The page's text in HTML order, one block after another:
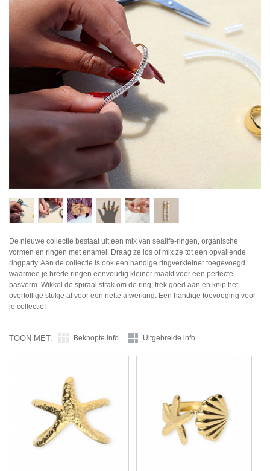
De nieuwe collectie bestaat uit een mix van sealife-ringen, organische
vormen en ringen met enamel. Draag ze los of mix ze tot een opvallende
ringparty. Aan de collectie is ook een handige ringverkleiner toegevoegd
waarmee je brede ringen eenvoudig kleiner maakt voor een perfecte
pasvorm. Wikkel de spiraal strak om de ring, trek goed aan en knip het
overtollige stukje af voor een nette afwerking. Een handige toevoeging voor
je collectie!
TOON MET: Beknopte info Uitgebreide info